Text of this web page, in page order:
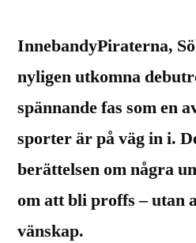
InnebandyPiraterna,
nyligen utkomna
spännande fas som en
sporter är på väg in i.
berättelsen om några
om att bli proffs – utan
vänskap.